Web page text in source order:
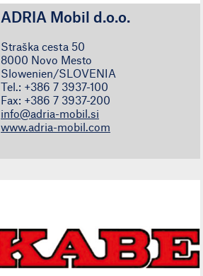
ADRIA Mobil d.o.o.
Straška cesta 50
8000 Novo Mesto
Slowenien/SLOVENIA
Tel.: +386 7 3937-100
Fax: +386 7 3937-200
info@adria-mobil.si
www.adria-mobil.com